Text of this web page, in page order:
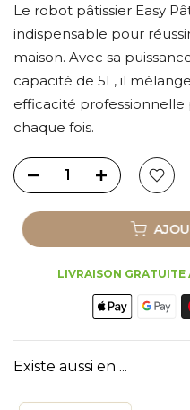
Le robot pâtissier Easy
indispensable pour
maison. Avec sa
capacité de 5L, il
efficacité professionnelle
chaque fois.
LIVRAISON GRATUITE
Existe aussi en ...